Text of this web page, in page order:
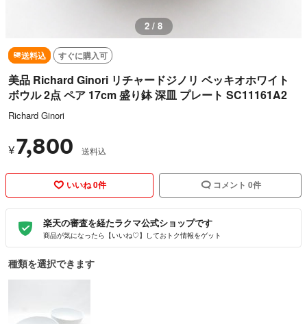
2 / 8
送料込 すぐに購入可
美品 Richard Ginori リチャードジノリ ベッキオホワイト
ボウル 2点 ペア 17cm 盛り鉢 深皿 プレート SC11161A2
Richard Ginori
¥7,800 送料込
いいね 0件 コメント 0件
楽天の審査を経たラクマ公式ショップです
商品が気になったら【いいね♡】しておトク情報をゲット
種類を選択できます